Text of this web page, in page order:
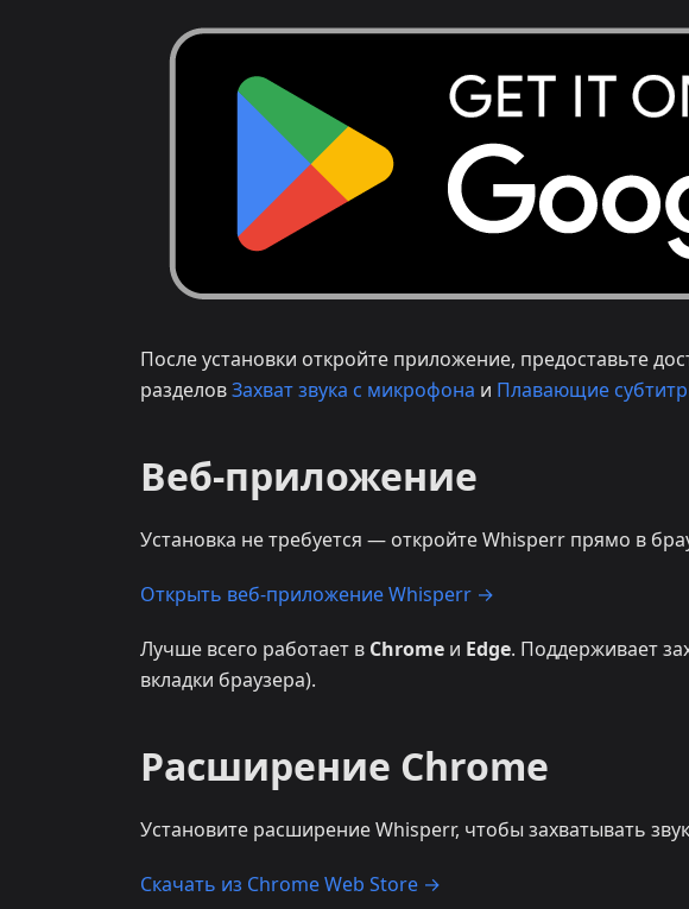
После установки откройте приложение, предоставьте
разделовЗахват звука с микрофона и Плавающие
Веб-приложение
Установка не требуется — откройте Whisperr прямо в
Открыть веб-приложение Whisperr →
Лучше всего работает в Chrome и Edge. Поддерживает
вкладки браузера).
Расширение Chrome
Установите расширение Whisperr, чтобы захватывать
Скачать из Chrome Web Store →